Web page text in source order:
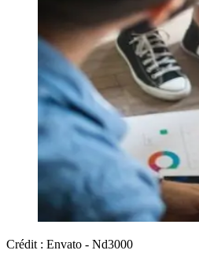
Crédit : Envato - Nd3000